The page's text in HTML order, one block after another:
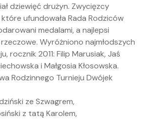
dziewięć drużyn. Zwycięzcy
ufundowała Rada Rodziców
medalami, a najlepsi
Wyróżniono najmłodszych
rocznik 2011: Filip Marusiak, Jaś
i Małgosia Kłosowska.
Rodzinnego Turnieju Dwójek
ze Szwagrem,
z tatą Karolem,